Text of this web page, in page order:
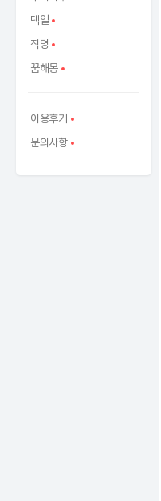
택일
작명
꿈해몽
이용후기
문의사항